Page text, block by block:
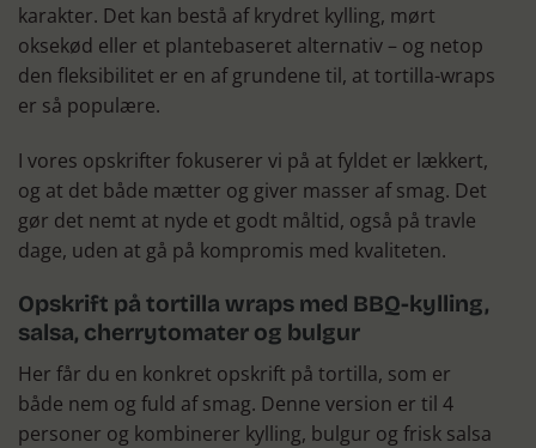
karakter. Det kan bestå af krydret kylling, mørt
oksekød eller et plantebaseret alternativ – og netop
den fleksibilitet er en af grundene til, at tortilla-wraps
er så populære.
I vores opskrifter fokuserer vi på at fyldet er lækkert,
og at det både mætter og giver masser af smag. Det
gør det nemt at nyde et godt måltid, også på travle
dage, uden at gå på kompromis med kvaliteten.
Opskrift på tortilla wraps med BBQ-kylling,
salsa, cherrytomater og bulgur
Her får du en konkret opskrift på tortilla, som er
både nem og fuld af smag. Denne version er til 4
personer og kombinerer kylling, bulgur og frisk salsa